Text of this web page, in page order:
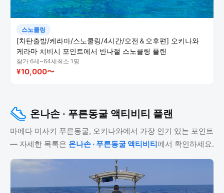
스노클링
[차탄출발/케라마/스노쿨링/4시간/오전＆오후편] 오키나와
케라마 치비시 포인트에서 반나절 스노클링 플랜
참가 6세~64세최소 1명
¥10,000〜
온나손 · 푸른동굴 액티비티 플랜
마에다 미사키 푸른동굴, 오키나와에서 가장 인기 있는 포인트
— 자세한 목록은 온나손 · 푸른동굴 액티비티 에서 확인하세요.